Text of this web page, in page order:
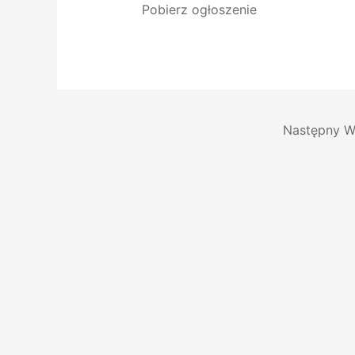
Pobierz ogłoszenie
Następny